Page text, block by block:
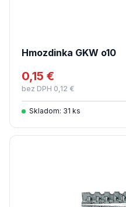
Hmozdinka GKW o10
0,15 €
bez DPH 0,12 €
Skladom: 31 ks